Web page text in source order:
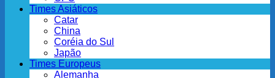
Times Asiáticos
Catar
China
Coréia do Sul
Japão
Times Europeus
Alemanha